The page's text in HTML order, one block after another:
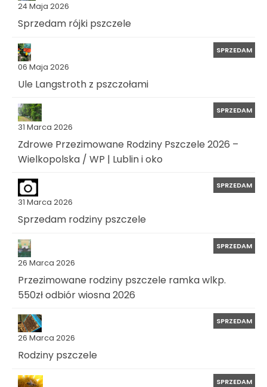
24 Maja 2026
Sprzedam rójki pszczele
06 Maja 2026
SPRZEDAM
Ule Langstroth z pszczołami
31 Marca 2026
SPRZEDAM
Zdrowe Przezimowane Rodziny Pszczele 2026 –
Wielkopolska / WP | Lublin i oko
31 Marca 2026
SPRZEDAM
Sprzedam rodziny pszczele
26 Marca 2026
SPRZEDAM
Przezimowane rodziny pszczele ramka wlkp.
550zł odbiór wiosna 2026
26 Marca 2026
SPRZEDAM
Rodziny pszczele
SPRZEDAM